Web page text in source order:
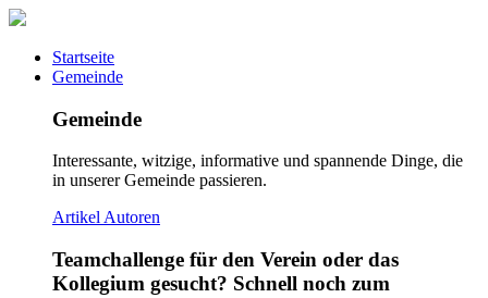
Startseite
Gemeinde
Gemeinde
Interessante, witzige, informative und spannende Dinge, die
in unserer Gemeinde passieren.
ArtikelAutoren
Teamchallenge für den Verein oder das
Kollegium gesucht? Schnell noch zum